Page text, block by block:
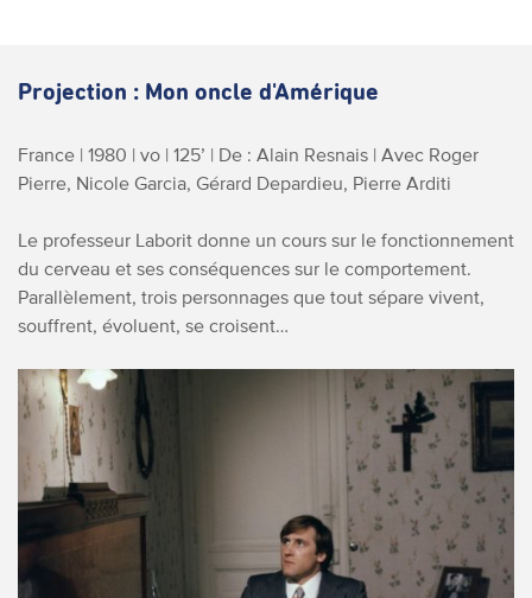
Projection : Mon oncle d'Amérique
France | 1980 | vo | 125’ | De : Alain Resnais | Avec Roger
Pierre, Nicole Garcia, Gérard Depardieu, Pierre Arditi
Le professeur Laborit donne un cours sur le fonctionnement
du cerveau et ses conséquences sur le comportement.
Parallèlement, trois personnages que tout sépare vivent,
souffrent, évoluent, se croisent…